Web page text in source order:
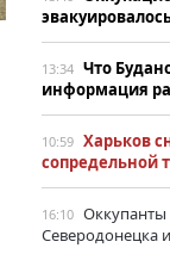
В Донецкой
В Донецкой
магистральный
определенные
потреблению газа
13:34 Что
информация
10:59 Харьков
сопредельной
16:10 Оккупанты
Северодонецка